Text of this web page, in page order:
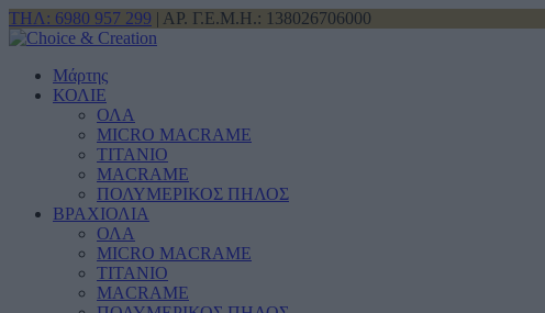
ΤΗΛ: 6980 957 299 | ΑΡ. Γ.Ε.Μ.Η.: 138026706000
Μάρτης
ΚΟΛΙΕ
ΟΛΑ
MICRO MACRAME
ΤΙΤΑΝΙΟ
MACRAME
ΠΟΛΥΜΕΡΙΚΟΣ ΠΗΛΟΣ
ΒΡΑΧΙΟΛΙΑ
ΟΛΑ
MICRO MACRAME
ΤΙΤΑΝΙΟ
MACRAME